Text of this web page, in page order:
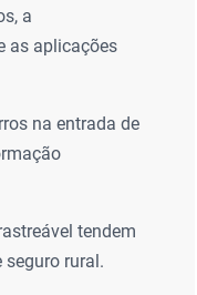
a
as aplicações
na entrada de
tendem
rural.